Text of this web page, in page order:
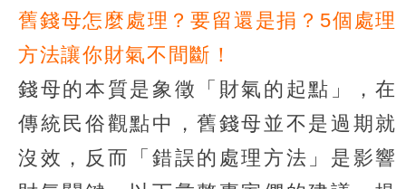
舊錢母怎麼處理？要留還是捐？5個處理
方法讓你財氣不間斷！
錢母的本質是象徵「財氣的起點」，在
傳統民俗觀點中，舊錢母並不是過期就
沒效，反而「錯誤的處理方法」是影響